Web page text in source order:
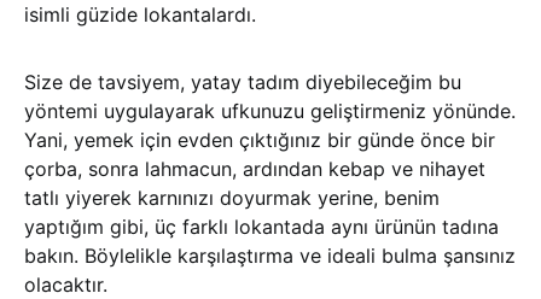
isimli güzide lokantalardı.
Size de tavsiyem, yatay tadım diyebileceğim bu
yöntemi uygulayarak ufkunuzu geliştirmeniz yönünde.
Yani, yemek için evden çıktığınız bir günde önce bir
çorba, sonra lahmacun, ardından kebap ve nihayet
tatlı yiyerek karnınızı doyurmak yerine, benim
yaptığım gibi, üç farklı lokantada aynı ürünün tadına
bakın. Böylelikle karşılaştırma ve ideali bulma şansınız
olacaktır.